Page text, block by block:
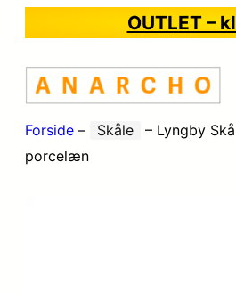
OUTLET –
Forside – Skåle – Lyngby
porcelæn